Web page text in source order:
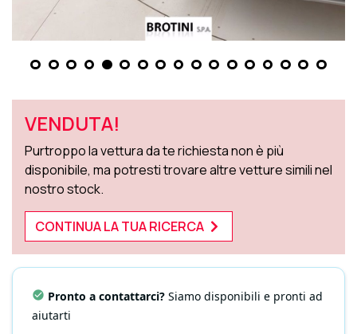
VENDUTA!
Purtroppo la vettura da te richiesta non è più
disponibile, ma potresti trovare altre vetture simili nel
nostro stock.
CONTINUA LA TUA RICERCA
Pronto a contattarci? Siamo disponibili e pronti ad
aiutarti